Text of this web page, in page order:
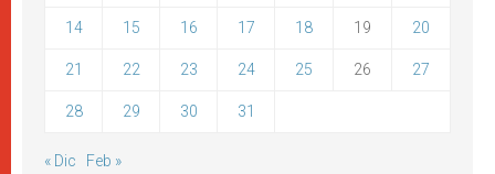
14 15 16 17 18 19 20
21 22 23 24 25 26 27
28 29 30 31
« Dic Feb »